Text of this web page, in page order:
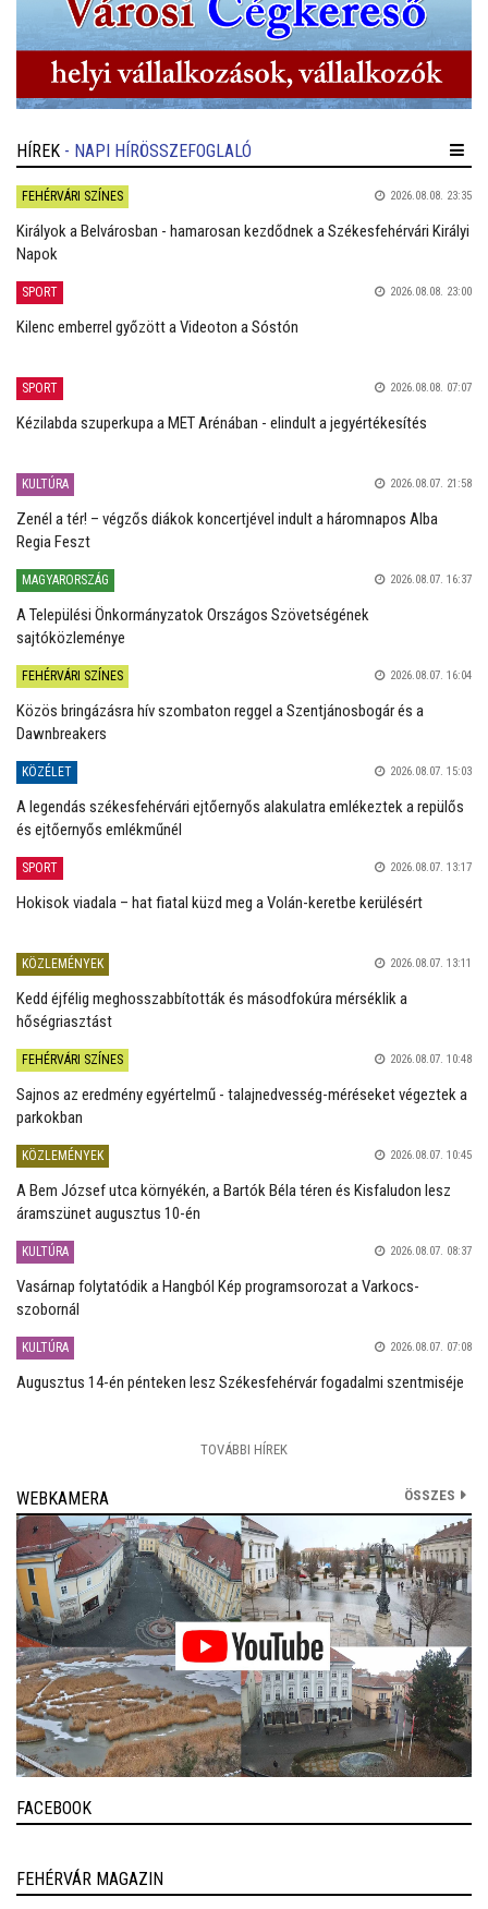
HÍREK - NAPI HÍRÖSSZEFOGLALÓ
FEHÉRVÁRI SZÍNES 2026.08.08. 23:35
Királyok a Belvárosban - hamarosan kezdődnek a Székesfehérvári Királyi
Napok
SPORT 2026.08.08. 23:00
Kilenc emberrel győzött a Videoton a Sóstón
SPORT 2026.08.08. 07:07
Kézilabda szuperkupa a MET Arénában - elindult a jegyértékesítés
KULTÚRA 2026.08.07. 21:58
Zenél a tér! – végzős diákok koncertjével indult a háromnapos Alba
Regia Feszt
MAGYARORSZÁG 2026.08.07. 16:37
A Települési Önkormányzatok Országos Szövetségének
sajtóközleménye
FEHÉRVÁRI SZÍNES 2026.08.07. 16:04
Közös bringázásra hív szombaton reggel a Szentjánosbogár és a
Dawnbreakers
KÖZÉLET 2026.08.07. 15:03
A legendás székesfehérvári ejtőernyős alakulatra emlékeztek a repülős
és ejtőernyős emlékműnél
SPORT 2026.08.07. 13:17
Hokisok viadala – hat fiatal küzd meg a Volán-keretbe kerülésért
KÖZLEMÉNYEK 2026.08.07. 13:11
Kedd éjfélig meghosszabbították és másodfokúra mérséklik a
hőségriasztást
FEHÉRVÁRI SZÍNES 2026.08.07. 10:48
Sajnos az eredmény egyértelmű - talajnedvesség-méréseket végeztek a
parkokban
KÖZLEMÉNYEK 2026.08.07. 10:45
A Bem József utca környékén, a Bartók Béla téren és Kisfaludon lesz
áramszünet augusztus 10-én
KULTÚRA 2026.08.07. 08:37
Vasárnap folytatódik a Hangból Kép programsorozat a Varkocs-
szobornál
KULTÚRA 2026.08.07. 07:08
Augusztus 14-én pénteken lesz Székesfehérvár fogadalmi szentmiséje
TOVÁBBI HÍREK
WEBKAMERA ÖSSZES
FACEBOOK
FEHÉRVÁR MAGAZIN